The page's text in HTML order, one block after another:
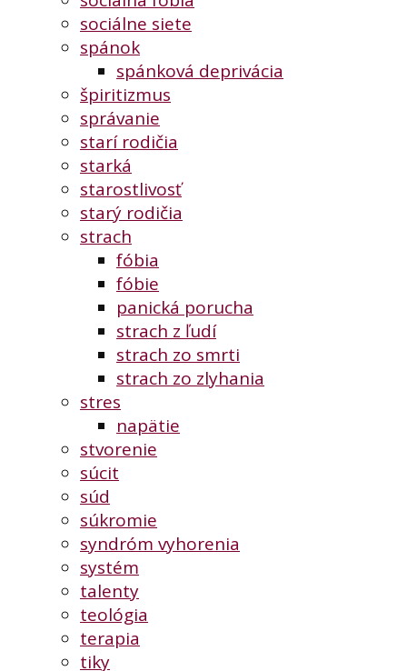
sociálne siete
spánok
spánková deprivácia
špiritizmus
správanie
starí rodičia
starká
starostlivosť
starý rodičia
strach
fóbia
fóbie
panická porucha
strach z ľudí
strach zo smrti
strach zo zlyhania
stres
napätie
stvorenie
súcit
súd
súkromie
syndróm vyhorenia
systém
talenty
teológia
terapia
tiky